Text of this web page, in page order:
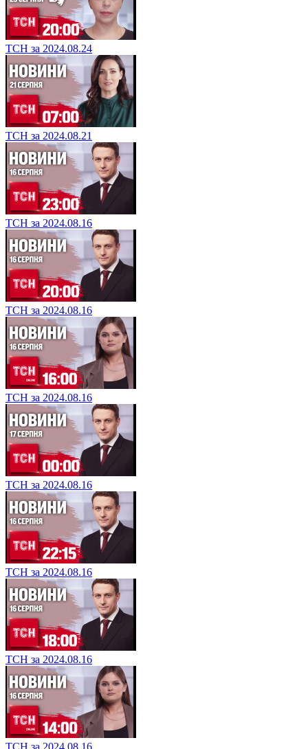
ТСН за 2024.08.24
ТСН за 2024.08.21
ТСН за 2024.08.16
ТСН за 2024.08.16
ТСН за 2024.08.16
ТСН за 2024.08.16
ТСН за 2024.08.16
ТСН за 2024.08.16
ТСН за 2024.08.16